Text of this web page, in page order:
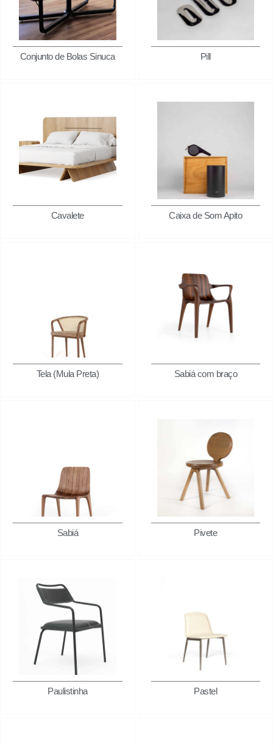
Conjunto de Bolas Sinuca Pill
Cavalete Caixa de Som Apito
Tela (Mula Preta) Sabiá com braço
Sabiá Pivete
Paulistinha Pastel